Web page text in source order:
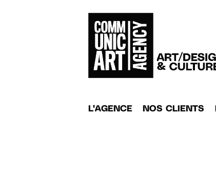
L'AGENCE NOS CLIENTS